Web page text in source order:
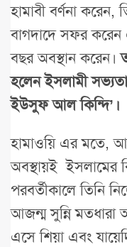
হামাবী বর্ণনা
বাগদাদে সফর করেন
বছর অবস্থান করেন।
হলেন ইসলামী
ইউসুফ আল কিন্দি’।
হামাওয়ি এর মতে,
অবস্থায়ই ইসলামের
পরবর্তীকালে তিনি
আজন্ম সুন্নি মতধারা
এসে শিয়া এবং